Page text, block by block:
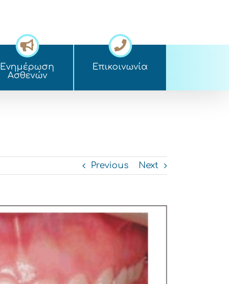
Ενημέρωση
Ασθενών
Επικοινωνία
Previous Next